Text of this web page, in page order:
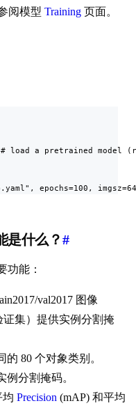
阅模型 Training 页面。
load a pretrained model
epochs=100,
是什么？#
功能：
val2017 图像
证集）提供实例分割掩
80 个对象类别。
分割掩码。
均 Precision (mAP) 和平均